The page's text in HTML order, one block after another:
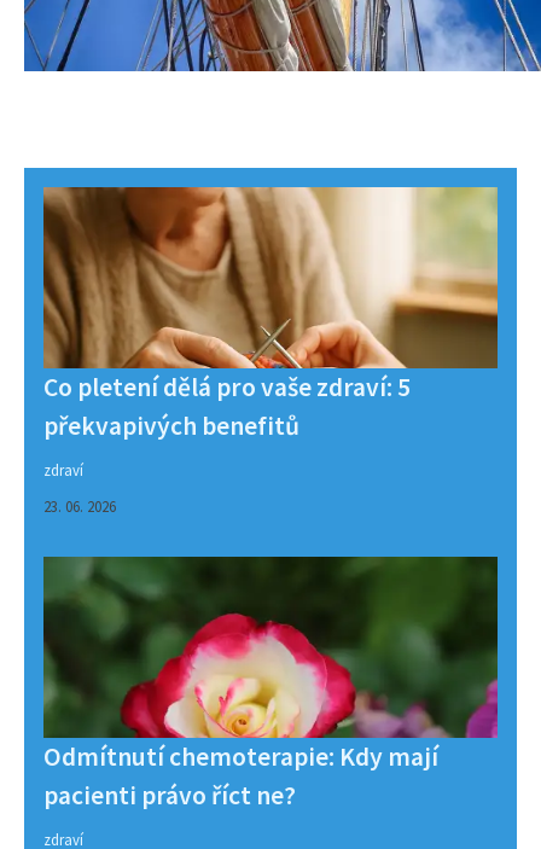
Co pletení dělá pro vaše zdraví: 5
překvapivých benefitů
zdraví
23. 06. 2026
Odmítnutí chemoterapie: Kdy mají
pacienti právo říct ne?
zdraví